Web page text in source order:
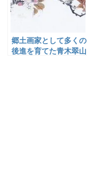
郷土画家として多くの
後進を育てた青木翠山